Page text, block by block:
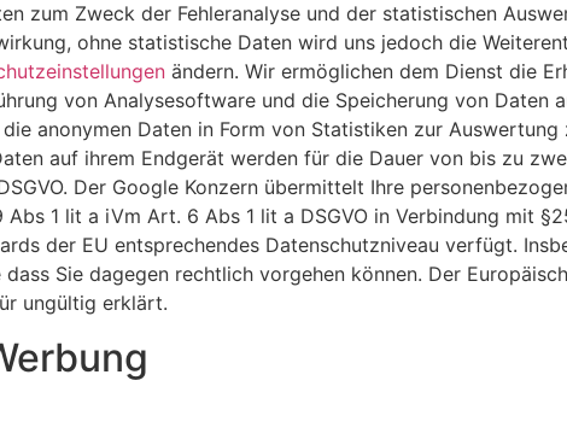
zum Zweck der Fehleranalyse und der statistischen
ohne statistische Daten wird uns jedoch die
ändern. Wir ermöglichen dem Dienst die
von Analysesoftware und die Speicherung von
anonymen Daten in Form von Statistiken zur
auf ihrem Endgerät werden für die Dauer von bis zu
Der Google Konzern übermittelt Ihre
1 lit a iVm Art. 6 Abs 1 lit a DSGVO in Verbindung mit
der EU entsprechendes Datenschutzniveau verfügt.
Sie dagegen rechtlich vorgehen können. Der
ungültig erklärt.